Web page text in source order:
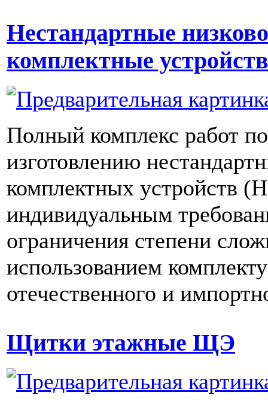
Нестандартные
комплектные
Полный комплекс работ
изготовлению
комплектных устройств
индивидуальным
ограничения степени
использованием
отечественного и
Щитки этажные ЩЭ